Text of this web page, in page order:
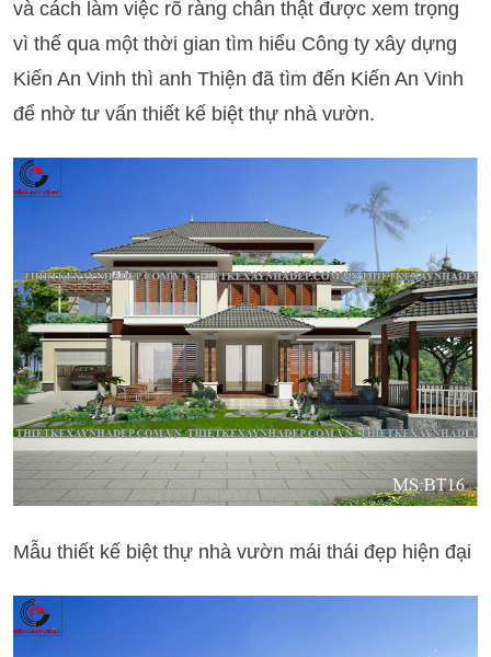
và cách làm việc rõ ràng chân thật được xem trọng
vì thế qua một thời gian tìm hiểu Công ty xây dựng
Kiến An Vinh thì anh Thiện đã tìm đến Kiến An Vinh
để nhờ tư vấn thiết kế biệt thự nhà vườn.
Mẫu thiết kế biệt thự nhà vườn mái thái đẹp hiện đại